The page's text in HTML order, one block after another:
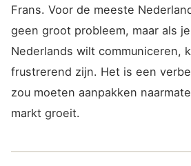
Frans. Voor de meeste
geen groot probleem, maar als
Nederlands wilt communiceren,
frustrerend zijn. Het is een
zou moeten aanpakken
markt groeit.